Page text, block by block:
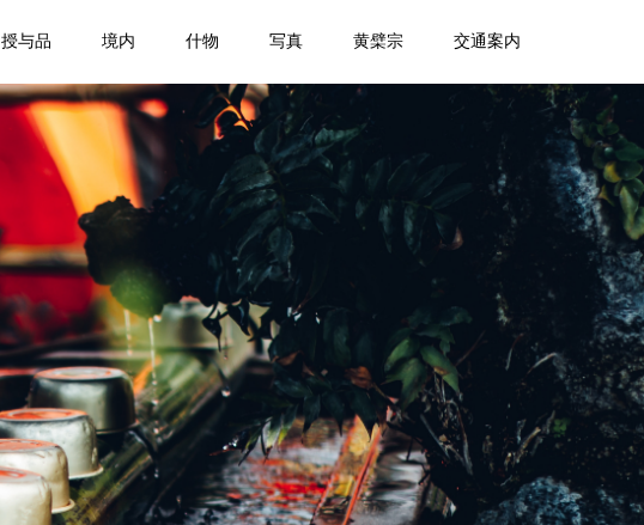
授与品 境内 什物 写真 黄檗宗 交通案内